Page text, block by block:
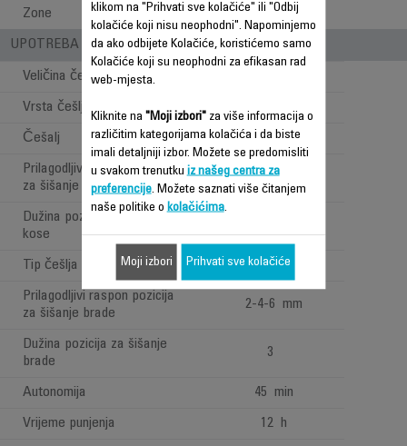
Zone Kosa+brada+tijelo
UPOTREBA - STILOVI PRI ŠIŠANJU
Veličina češlja za kosu
Vrsta češlja za kosu
Češalj 2
Prilagodljivi raspon pozicija
za šišanje kose
0,5-29 mm
Dužina pozicija za šišanje
kose
Tip češlja za bradu Podesivi
Prilagodljivi raspon pozicija
za šišanje brade
2-4-6 mm
Dužina pozicija za šišanje
brade
3
Autonomija 45 min
Vrijeme punjenja 12 h
klikom na "Prihvati sve kolačiće" ili "Odbij
kolačiće koji nisu neophodni". Napominjemo
da ako odbijete Kolačiće, koristićemo samo
Kolačiće koji su neophodni za efikasan rad
web-mjesta.
Kliknite na "Moji izbori"za više informacija o
različitim kategorijama kolačića i da biste
imali detaljniji izbor. Možete se predomisliti
u svakom trenutku iz našeg centra za
preferencije. Možete saznati više čitanjem
naše politike o kolačićima.
Moji izbori Prihvati sve kolačiće